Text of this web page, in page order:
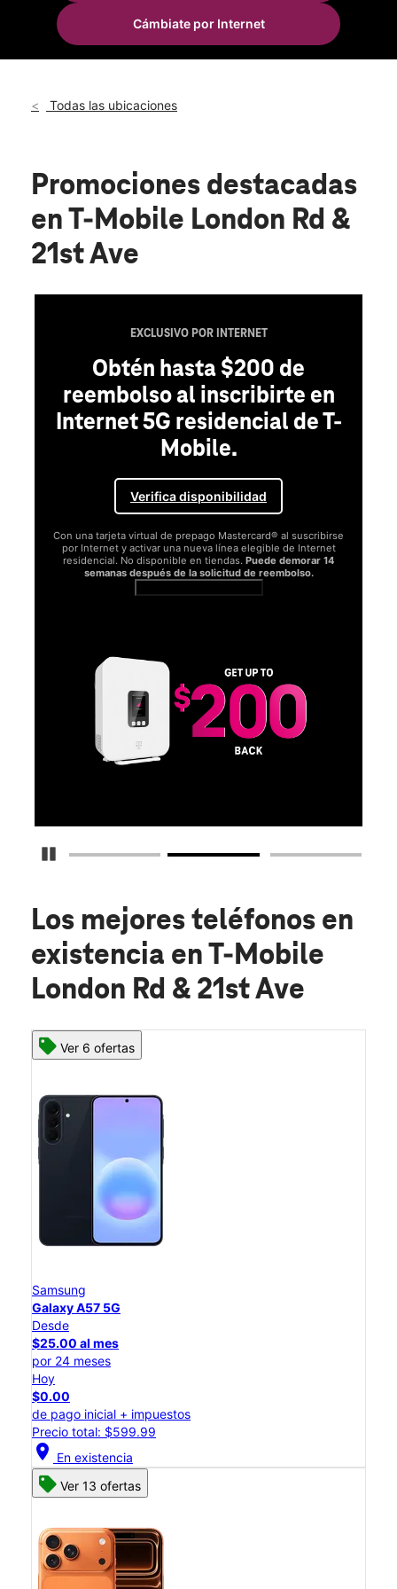
Jue.:
Vie.:
10:00 a.m. a 8:00 p.m.
2108 London Road Duluth, MN 55812
Cámbiate por Internet
Todas las ubicaciones
Promociones destacadas
en T-Mobile London Rd &
21st Ave
Detener carrusel
EXCLUSIVO POR INTERNET
Obtén hasta $200 de
reembolso al inscribirte en
Internet 5G residencial de T-
Mobile.
Verifica disponibilidad
Con una tarjeta virtual de prepago Mastercard® al suscribirse
por Internet y activar una nueva línea elegible de Internet
residencial. No disponible en tiendas. Puede demorar 14
semanas después de la solicitud de reembolso.
Los mejores teléfonos en
existencia en T-Mobile
London Rd & 21st Ave
Ver 6 ofertas
Samsung
Galaxy A57 5G
Desde
$25.00 al mes
por 24 meses
Hoy
$0.00
de pago inicial + impuestos
Precio total: $599.99
location_on En existencia
Ver 13 ofertas